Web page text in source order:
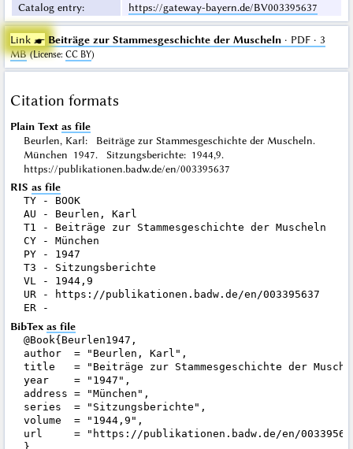
Catalog entry: https://gateway-bayern.de/BV003395637
Link ☛ Beiträge zur Stammesgeschichte der Muscheln· PDF · 3
MB (License: CC BY)
Citation formats
Plain Text as file
Beurlen, Karl: Beiträge zur Stammesgeschichte der Muscheln.
München 1947. Sitzungsberichte: 1944,9.
https://publikationen.badw.de/en/003395637
RIS as file
TY - BOOK
AU - Beurlen, Karl
T1 - Beiträge zur Stammesgeschichte der Muscheln
CY - München
PY - 1947
T3 - Sitzungsberichte
VL - 1944,9
UR - https://publikationen.badw.de/en/003395637
BibTex as file
@Book{Beurlen1947,
author  = "Beurlen, Karl",
title   = "Beiträge zur Stammesgeschichte der
year    = "1947",
address = "München",
series  = "Sitzungsberichte",
volume  = "1944,9",
url     = "https://publikationen.badw.de/en/